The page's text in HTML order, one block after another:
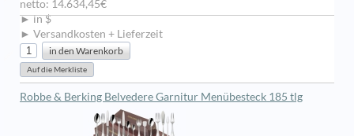
netto: 14.634,45€
► in $
► Versandkosten + Lieferzeit
Robbe & Berking Belvedere Garnitur Menübesteck 185 tlg